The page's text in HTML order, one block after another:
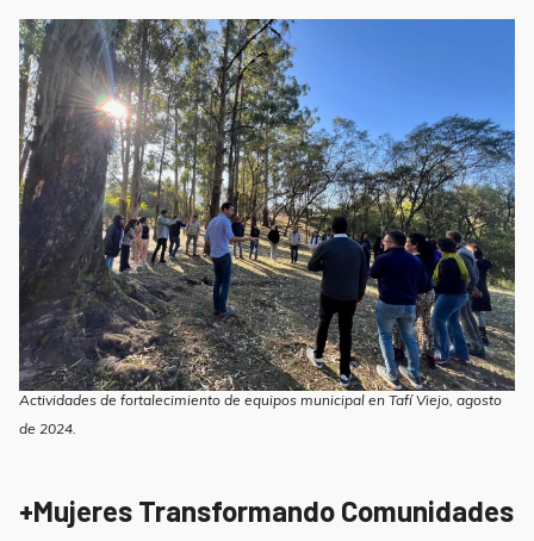
Actividades de fortalecimiento de equipos municipal en Tafí Viejo, agosto
de 2024.
+Mujeres Transformando Comunidades